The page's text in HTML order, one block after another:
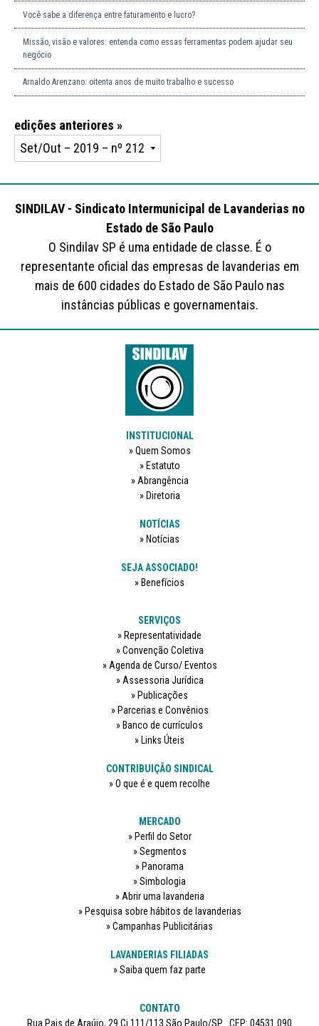
Você sabe a diferença entre faturamento e lucro?
Missão, visão e valores: entenda como essas ferramentas podem ajudar seu
negócio
Arnaldo Arenzano: oitenta anos de muito trabalho e sucesso
edições anteriores »
SINDILAV - Sindicato Intermunicipal de Lavanderias no
Estado de São Paulo
O Sindilav SP é uma entidade de classe. É o
representante oficial das empresas de lavanderias em
mais de 600 cidades do Estado de São Paulo nas
instâncias públicas e governamentais.
INSTITUCIONAL
Quem Somos
Estatuto
Abrangência
Diretoria
NOTÍCIAS
Notícias
SEJA ASSOCIADO!
Benefícios
SERVIÇOS
Representatividade
Convenção Coletiva
Agenda de Curso/ Eventos
Assessoria Jurídica
Publicações
Parcerias e Convênios
Banco de currículos
Links Úteis
CONTRIBUIÇÃO SINDICAL
O que é e quem recolhe
MERCADO
Perfil do Setor
Segmentos
Panorama
Simbologia
Abrir uma lavanderia
Pesquisa sobre hábitos de lavanderias
Campanhas Publicitárias
LAVANDERIAS FILIADAS
Saiba quem faz parte
CONTATO
Rua Pais de Araújo, 29 Cj 111/113 São Paulo/SP . CEP: 04531 090